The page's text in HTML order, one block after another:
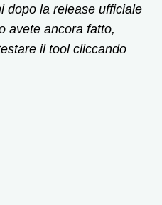
dopo la release ufficiale
avete ancora fatto,
il tool cliccando